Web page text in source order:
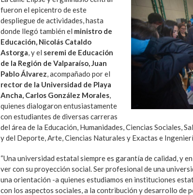
fueron el epicentro de este
despliegue de actividades, hasta
donde llegó también el ministro de
Educación, Nicolás Cataldo
Astorga , y el seremi de Educación
de la Región de Valparaíso, Juan
Pablo Álvarez , acompañado por el
rector de la Universidad de Playa
Ancha, Carlos González Morales,
quienes dialogaron entusiastamente
con estudiantes de diversas carreras
del área de la Educación, Humanidades, Ciencias Sociales,
y del Deporte, Arte, Ciencias Naturales y Exactas e
“Una universidad estatal siempre es garantía de calidad, y
ver con su proyección social. Ser profesional de una
una orientación -a quienes estudiamos en instituciones
con los aspectos sociales, a la contribución y desarrollo de